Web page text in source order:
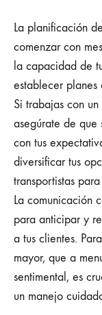
La planificación
comenzar con
la capacidad de
establecer planes
Si trabajas con
asegúrate de que
con tus
diversificar tus
transportistas
La comunicación
para anticipar y
a tus clientes.
mayor, que a
sentimental, es
un manejo